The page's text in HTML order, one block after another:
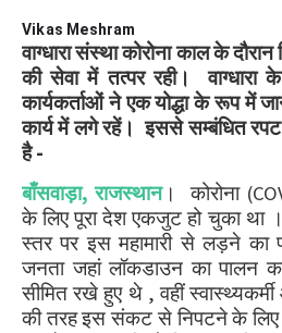
Vikas Meshram
वाग्धारा संस्था कोरोना काल के
की सेवा में तत्पर रही। वाग्धारा
कार्यकर्ताओं ने एक योद्धा के रूप में
कार्य में लगे रहें। इससे सम्बंधित
है -
बाँसवाड़ा, राजस्थान।कोरोना (
के लिए पूरा देश एकजुट हो चुका था
स्तर पर इस महामारी से लड़ने
जनता जहां लॉकडाउन का पालन
सीमित रखे हुए थे ,वहीं
की तरह इस संकट से निपटने के लिए